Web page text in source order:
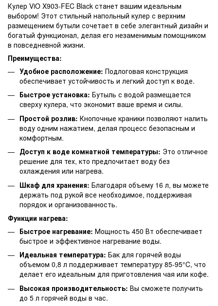
Кулер ViO X903-FEC Black станет вашим идеальным
выбором! Этот стильный напольный кулер с верхним
размещением бутыли сочетает в себе элегантный дизайн и
богатый функционал, делая его незаменимым помощником
в повседневной жизни.
Преимущества:
Удобное расположение: Подлоговая конструкция
обеспечивает устойчивость и легкий доступ к воде.
Быстрое установка: Бутыль с водой размещается
сверху кулера, что экономит ваше время и силы.
Простой розлив: Кнопочные краники позволяют налить
воду одним нажатием, делая процесс безопасным и
комфортным.
Доступ к воде комнатной температуры: Это отличное
решение для тех, кто предпочитает воду без
охлаждения или нагрева.
Шкаф для хранения: Благодаря объему 16 л, вы можете
держать под рукой все необходимое, поддерживая
порядок и организованность.
Функции нагрева:
Быстрое нагревание: Мощность 450 Вт обеспечивает
быстрое и эффективное нагревание воды.
Идеальная температура: Бак для горячей воды
объемом 0,8 л поддерживает температуру 85-95°C, что
делает его идеальным для приготовления чая или кофе.
Высокая производительность: Вы сможете получить
до 5 л горячей воды в час.